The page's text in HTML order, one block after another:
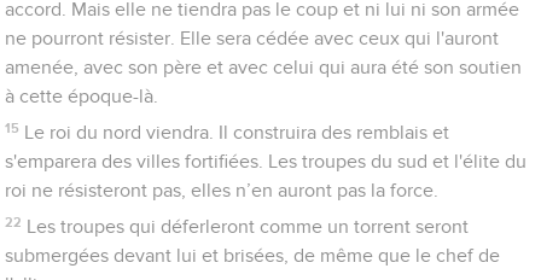
accord. Mais elle ne tiendra pas le coup et ni lui ni son armée
ne pourront résister. Elle sera cédée avec ceux qui l'auront
amenée, avec son père et avec celui qui aura été son soutien
à cette époque-là.
15
Le roi du nord viendra. Il construira des remblais et
s'emparera des villes fortifiées. Les troupes du sud et l'élite du
roi ne résisteront pas, elles n’en auront pas la force.
22
Les troupes qui déferleront comme un torrent seront
submergées devant lui et brisées, de même que le chef de